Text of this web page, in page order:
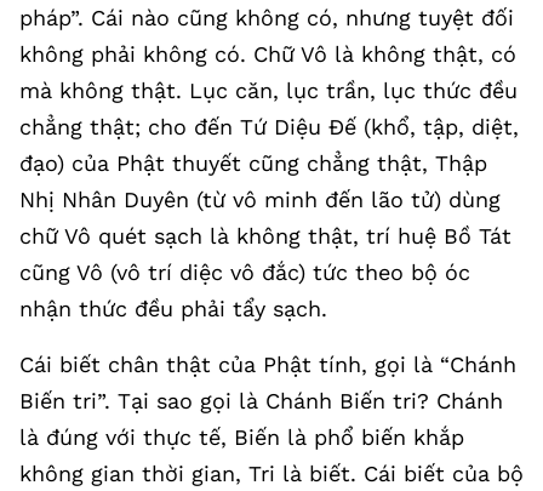
pháp”. Cái nào cũng không có, nhưng tuyệt đối
không phải không có. Chữ Vô là không thật, có
mà không thật. Lục căn, lục trần, lục thức đều
chẳng thật; cho đến Tứ Diệu Đế (khổ, tập, diệt,
đạo) của Phật thuyết cũng chẳng thật, Thập
Nhị Nhân Duyên (từ vô minh đến lão tử) dùng
chữ Vô quét sạch là không thật, trí huệ Bồ Tát
cũng Vô (vô trí diệc vô đắc) tức theo bộ óc
nhận thức đều phải tẩy sạch.
Cái biết chân thật của Phật tính, gọi là “Chánh
Biến tri”. Tại sao gọi là Chánh Biến tri? Chánh
là đúng với thực tế, Biến là phổ biến khắp
không gian thời gian, Tri là biết. Cái biết của bộ